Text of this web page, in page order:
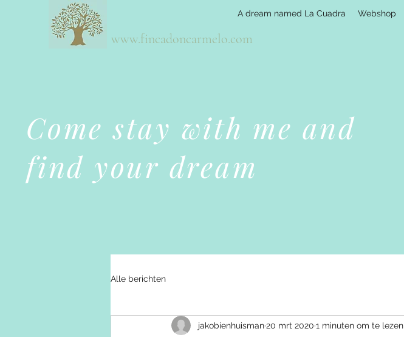
www.fincadoncarmelo.com
Come stay with me and
find your dream
A dream named La Cuadra Webshop
Alle berichten
jakobienhuisman20 mrt 2020 1 minuten om te lezen